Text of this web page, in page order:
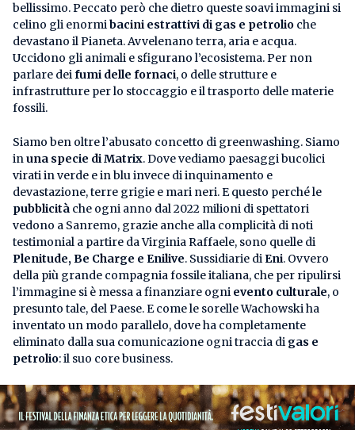
bellissimo. Peccato però che dietro queste soavi immagini si
celino gli enormibacini estrattivi di gas e petrolio che
devastano il Pianeta. Avvelenano terra, aria e acqua.
Uccidono gli animali e sfigurano l’ecosistema. Per non
parlare deifumi delle fornaci, o delle strutture e
infrastrutture per lo stoccaggio e il trasporto delle materie
fossili.
Siamo ben oltre l’abusato concetto di greenwashing. Siamo
inuna specie di Matrix. Dove vediamo paesaggi bucolici
virati in verde e in blu invece di inquinamento e
devastazione, terre grigie e mari neri. E questo perché le
pubblicità che ogni anno dal 2022 milioni di spettatori
vedono a Sanremo, grazie anche alla complicità di noti
testimonial a partire da Virginia Raffaele, sono quelle di
Plenitude, Be Charge e Enilive. Sussidiarie diEni. Ovvero
della più grande compagnia fossile italiana, che per ripulirsi
l’immagine si è messa a finanziare ogni evento culturale, o
presunto tale, del Paese. E come le sorelle Wachowski ha
inventato un modo parallelo, dove ha completamente
eliminato dalla sua comunicazione ogni traccia di gas e
petrolio: il suo core business.